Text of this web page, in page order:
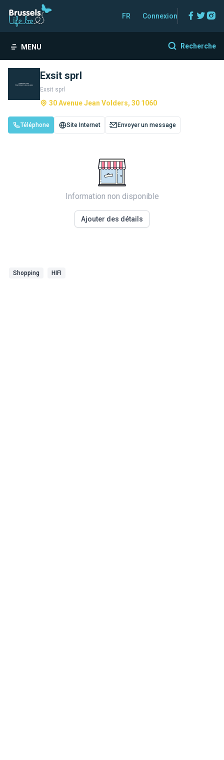
FR Connexion
MENU Recherche
Exsit sprl
Exsit sprl
30 Avenue Jean Volders, 30 1060
Téléphone Site Internet Envoyer un message
Information non disponible
Ajouter des détails
Shopping HIFI